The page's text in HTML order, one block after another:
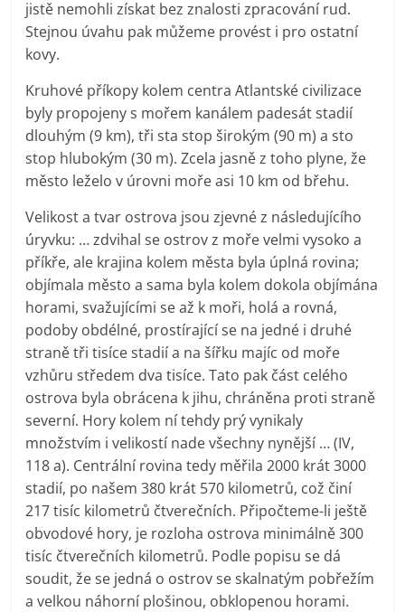
jistě nemohli získat bez znalosti zpracování rud.
Stejnou úvahu pak můžeme provést i pro ostatní
kovy.
Kruhové příkopy kolem centra Atlantské civilizace
byly propojeny s mořem kanálem padesát stadií
dlouhým (9 km), tři sta stop širokým (90 m) a sto
stop hlubokým (30 m). Zcela jasně z toho plyne, že
město leželo v úrovni moře asi 10 km od břehu.
Velikost a tvar ostrova jsou zjevné z následujícího
úryvku: … zdvihal se ostrov z moře velmi vysoko a
příkře, ale krajina kolem města byla úplná rovina;
objímala město a sama byla kolem dokola objímána
horami, svažujícími se až k moři, holá a rovná,
podoby obdélné, prostírající se na jedné i druhé
straně tři tisíce stadií a na šířku majíc od moře
vzhůru středem dva tisíce. Tato pak část celého
ostrova byla obrácena k jihu, chráněna proti straně
severní. Hory kolem ní tehdy prý vynikaly
množstvím i velikostí nade všechny nynější … (IV,
118 a). Centrální rovina tedy měřila 2000 krát 3000
stadií, po našem 380 krát 570 kilometrů, což činí
217 tisíc kilometrů čtverečních. Připočteme-li ještě
obvodové hory, je rozloha ostrova minimálně 300
tisíc čtverečních kilometrů. Podle popisu se dá
soudit, že se jedná o ostrov se skalnatým pobřežím
a velkou náhorní plošinou, obklopenou horami.